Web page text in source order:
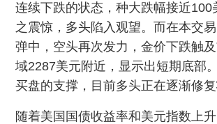
连续下跌的状态，种大跌幅接近100
之震惊，多头陷入观望。而在本交
弹中，空头再次发力，金价下跌触
域2287美元附近，显示出短期底部
买盘的支撑，目前多头正在逐渐修复
随着美国国债收益率和美元指数上